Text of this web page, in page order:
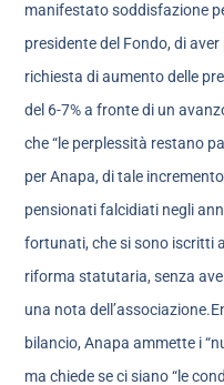
manifestato soddisfazione
presidente del Fondo, di
richiesta di aumento delle
del 6-7% a fronte di un
che “le perplessità restano
per Anapa, di tale
pensionati falcidiati negli
fortunati, che si sono iscritti
riforma statutaria, senza
una nota
bilancio, Anapa ammette i
ma chiede se ci siano “le